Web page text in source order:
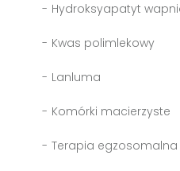
Hydroksyapatyt
Kwas polimlekowy
Lanluma
Komórki macierzyste
Terapia egzosomalna